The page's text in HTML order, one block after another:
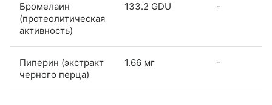
Бромелаин
(протеолитическая
активность)
133.2 GDU -
Пиперин (экстракт
черного перца)
1.66 мг -